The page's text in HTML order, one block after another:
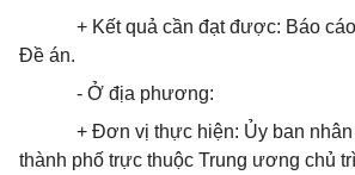
+ Kết quả cần đạt được: Báo
Đề án.
- Ở địa phương:
+ Đơn vị thực hiện: Ủy ban nhân
thành phố trực thuộc Trung ương chủ